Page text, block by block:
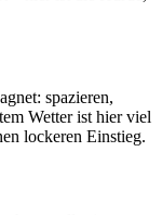
spazieren,
Wetter ist hier viel
lockeren Einstieg.